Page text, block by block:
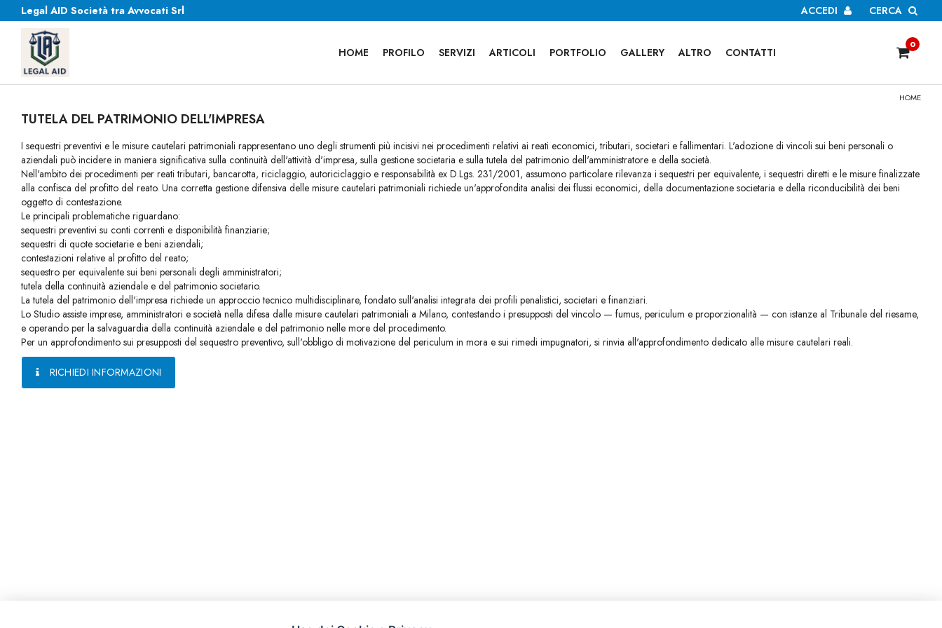
Legal AID Società tra Avvocati Srl CERCA
ACCEDI
HOME PROFILO SERVIZI ARTICOLI PORTFOLIO GALLERY ALTRO CONTATTI
0
HOME
TUTELA DEL PATRIMONIO DELL'IMPRESA
I sequestri preventivi e le misure cautelari patrimoniali rappresentano uno degli strumenti più incisivi nei procedimenti relativi ai reati economici, tributari, societari e fallimentari. L'adozione di vincoli sui beni personali o
aziendali può incidere in maniera significativa sulla continuità dell'attività d'impresa, sulla gestione societaria e sulla tutela del patrimonio dell'amministratore e della società.
Nell'ambito dei procedimenti per reati tributari, bancarotta, riciclaggio, autoriciclaggio e responsabilità ex D.Lgs. 231/2001, assumono particolare rilevanza i sequestri per equivalente, i sequestri diretti e le misure finalizzate
alla confisca del profitto del reato. Una corretta gestione difensiva delle misure cautelari patrimoniali richiede un'approfondita analisi dei flussi economici, della documentazione societaria e della riconducibilità dei beni
oggetto di contestazione.
Le principali problematiche riguardano:
sequestri preventivi su conti correnti e disponibilità finanziarie;
sequestri di quote societarie e beni aziendali;
contestazioni relative al profitto del reato;
sequestro per equivalente sui beni personali degli amministratori;
tutela della continuità aziendale e del patrimonio societario.
La tutela del patrimonio dell'impresa richiede un approccio tecnico multidisciplinare, fondato sull'analisi integrata dei profili penalistici, societari e finanziari.
Lo Studio assiste imprese, amministratori e società nella difesa dalle misure cautelari patrimoniali a Milano, contestando i presupposti del vincolo — fumus, periculum e proporzionalità — con istanze al Tribunale del riesame,
e operando per la salvaguardia della continuità aziendale e del patrimonio nelle more del procedimento.
Per un approfondimento sui presupposti del sequestro preventivo, sull'obbligo di motivazione del periculum in mora e sui rimedi impugnatori, si rinvia all'approfondimento dedicato alle misure cautelari reali.
RICHIEDI INFORMAZIONI